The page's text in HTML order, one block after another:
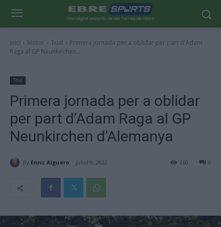
Inici Motor Trial
Primera jornada per a oblidar per part d'Adam
Raga al GP Neunkirchen...
Trial
Primera jornada per a oblidar
per part d’Adam Raga al GP
Neunkirchen d’Alemanya
By Enric Alguero juliol 9, 2022 0
260